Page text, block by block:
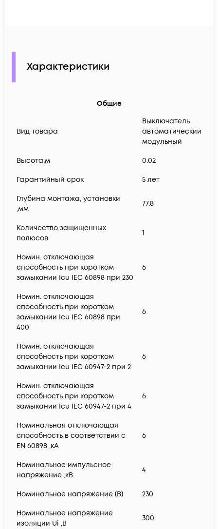
Характеристики
Общие
Вид товара
Выключатель
автоматический
модульный
Высота,м 0.02
Гарантийный срок 5 лет
Глубина монтажа, установки
,мм
77.8
Количество защищенных
полюсов
1
Номин. отключающая
способность при коротком
замыкании Icu IEC 60898 при 230
6
Номин. отключающая
способность при коротком
замыкании Icu IEC 60898 при
400
6
Номин. отключающая
способность при коротком
замыкании Icu IEC 60947-2 при 2
6
Номин. отключающая
способность при коротком
замыкании Icu IEC 60947-2 при 4
6
Номинальная отключающая
способность в соответствии с
EN 60898 ,кА
6
Номинальное импульсное
напряжение ,кВ
4
Номинальное напряжение (В) 230
Номинальное напряжение
изоляции Ui ,В
300